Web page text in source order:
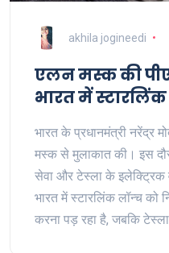
akhila jogineedi
एलन मस्क की
भारत में
भारत के प्रधानमंत्री नरेंद्र
मस्क से मुलाकात की। इस
सेवा और टेस्ला के इलेक्ट्रिक
भारत में स्टारलिंक लॉन्च को
करना पड़ रहा है, जबकि